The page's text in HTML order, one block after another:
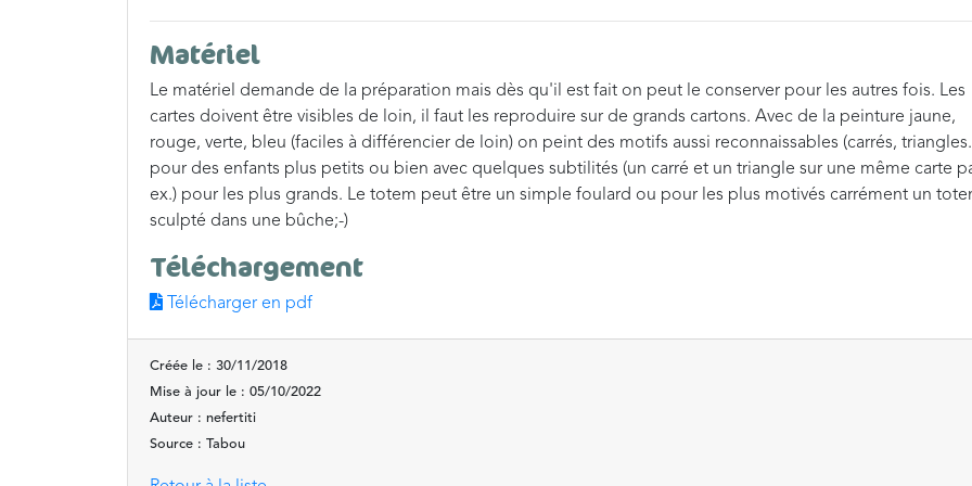
Matériel
Le matériel demande de la préparation mais dès qu'il est fait on peut le conserver pour les autres fois. Les
cartes doivent être visibles de loin, il faut les reproduire sur de grands cartons. Avec de la peinture jaune,
rouge, verte, bleu (faciles à différencier de loin) on peint des motifs aussi reconnaissables (carrés,
pour des enfants plus petits ou bien avec quelques subtilités (un carré et un triangle sur une même carte
ex.) pour les plus grands. Le totem peut être un simple foulard ou pour les plus motivés carrément un
sculpté dans une bûche;-)
Téléchargement
Télécharger en pdf
Créée le : 30/11/2018
Mise à jour le : 05/10/2022
Auteur : nefertiti
Source : Tabou